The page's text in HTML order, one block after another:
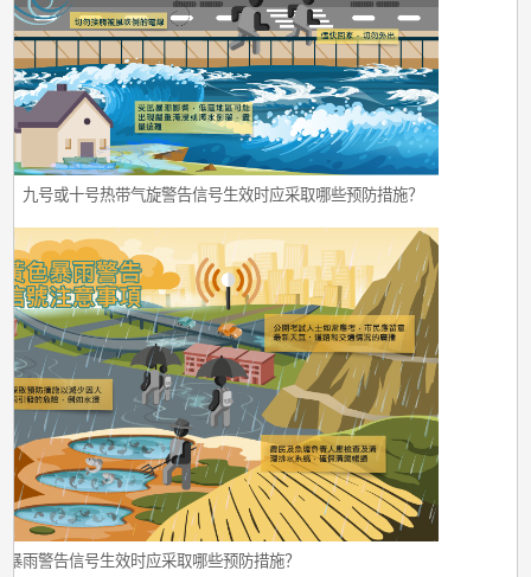
、九号或十号热带气旋警告信号生效时应采取哪些预防措施？
暴雨警告信号生效时应采取哪些预防措施？